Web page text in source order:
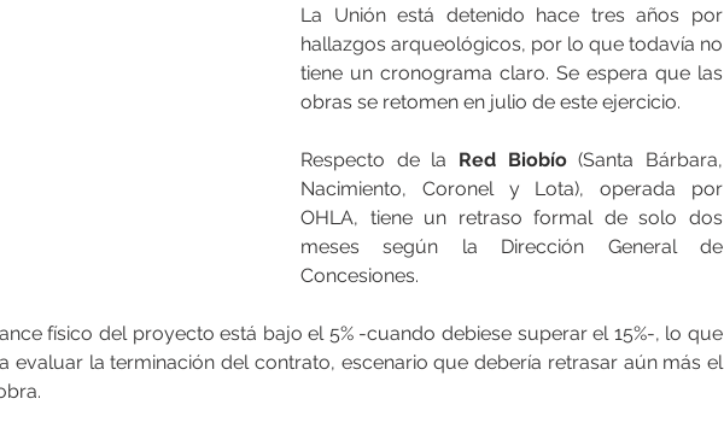
La Unión está detenido hace tres años por
hallazgos arqueológicos, por lo que todavía no
tiene un cronograma claro. Se espera que las
obras se retomen en julio de este ejercicio.
Respecto de la Red Biobío (Santa Bárbara,
Nacimiento, Coronel y Lota), operada por
OHLA, tiene un retraso formal de solo dos
meses según la Dirección General de
Concesiones.
físico del proyecto está bajo el 5% -cuando debiese superar el 15%-, lo que
evaluar la terminación del contrato, escenario que debería retrasar aún más el